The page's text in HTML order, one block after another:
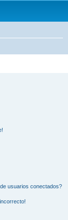
usuarios conectados?